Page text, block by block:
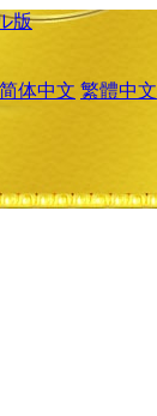
版
简体中文 繁體中文